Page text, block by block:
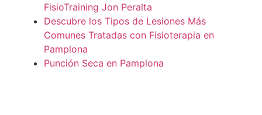
FisioTraining Jon Peralta
Descubre los Tipos de Lesiones Más
Comunes Tratadas con Fisioterapia en
Pamplona
Punción Seca en Pamplona